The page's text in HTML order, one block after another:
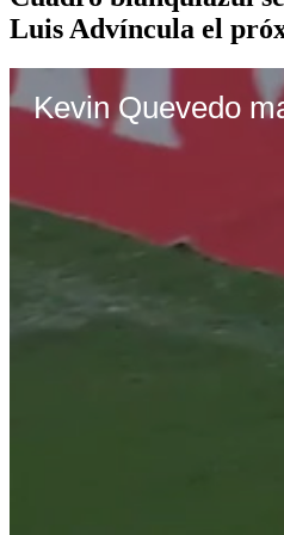
Luis Advíncula el
Kevin Quevedo